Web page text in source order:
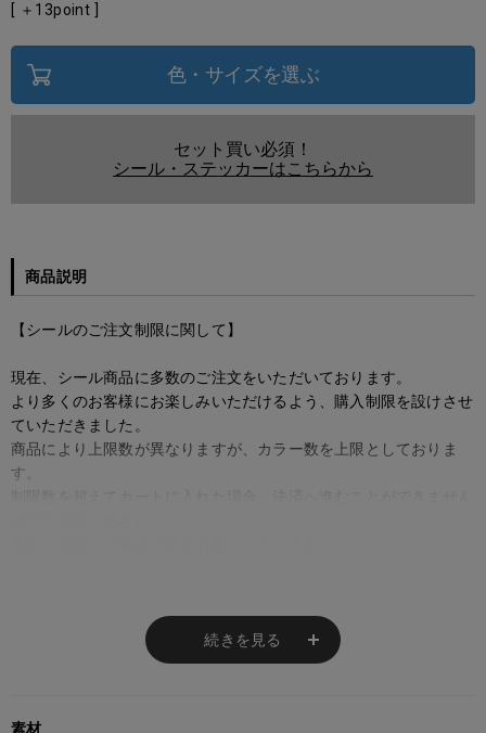
[ ＋ 13point ]
色・サイズを選ぶ
セット買い必須！
シール・ステッカーはこちらから
商品説明
【シールのご注文制限に関して】
現在、シール商品に多数のご注文をいただいております。
より多くのお客様にお楽しみいただけるよう、購入制限を設けさせ
ていただきました。
商品により上限数が異なりますが、カラー数を上限としておりま
す。
続きを見る
素材